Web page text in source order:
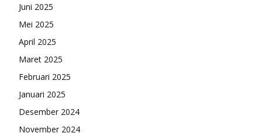
Juni 2025
Mei 2025
April 2025
Maret 2025
Februari 2025
Januari 2025
Desember 2024
November 2024